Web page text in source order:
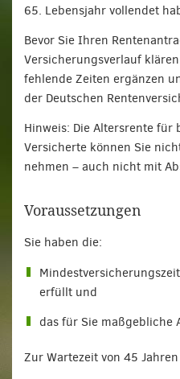
65. Lebensjahr vollendet
Bevor Sie Ihren
Versicherungsverlauf
fehlende Zeiten ergänzen
der Deutschen
Hinweis: Die Altersrente für
Versicherte können Sie
nehmen – auch nicht mit
Voraussetzungen
Sie haben die:
erfüllt und
das für Sie maßgebliche
Zur Wartezeit von 45